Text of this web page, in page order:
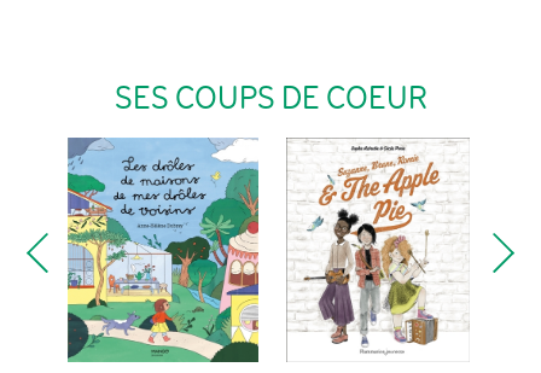
SES COUPS DE COEUR